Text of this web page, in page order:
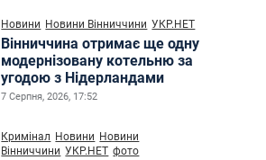
Новини Новини Вінниччини УКР.НЕТ
Вінниччина отримає ще одну
модернізовану котельню за
угодою з Нідерландами
7 Серпня, 2026, 17:52
Кримінал Новини Новини
Вінниччини УКР.НЕТ фото